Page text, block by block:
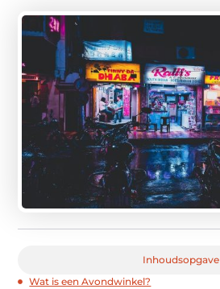
Inhoudsopgave
Wat is een Avondwinkel?